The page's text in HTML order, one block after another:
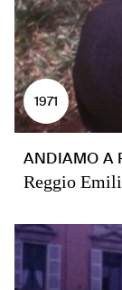
1971
ANDIAMO A
Reggio